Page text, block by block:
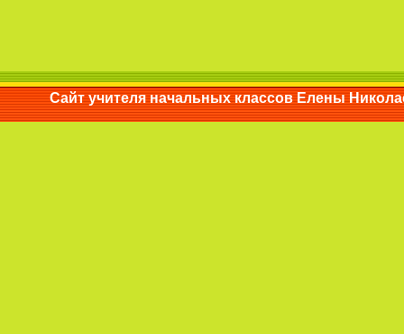
Сайт учителя начальных классов Елены